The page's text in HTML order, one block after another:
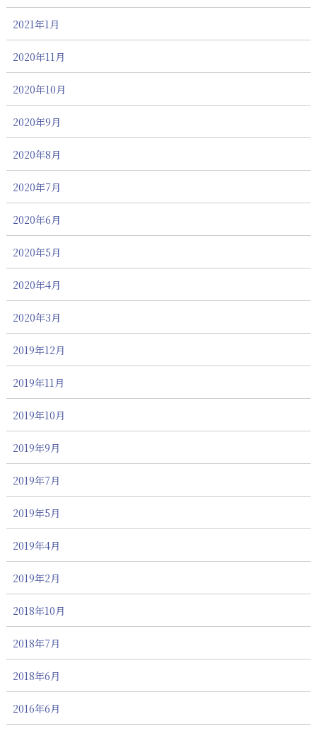
2021年1月
2020年11月
2020年10月
2020年9月
2020年8月
2020年7月
2020年6月
2020年5月
2020年4月
2020年3月
2019年12月
2019年11月
2019年10月
2019年9月
2019年7月
2019年5月
2019年4月
2019年2月
2018年10月
2018年7月
2018年6月
2016年6月